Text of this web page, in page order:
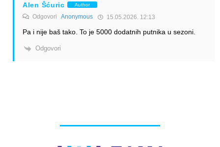
Alen Šćuric Author
Odgovori Anonymous 15.05.2026. 12:13
Pa i nije baš tako. To je 5000 dodatnih putnika u sezoni.
Odgovori